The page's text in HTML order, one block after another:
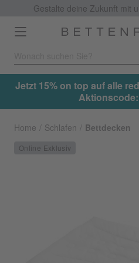
Gestalte deine Zukunft mit
Toggle
navigation
Jetzt 15% on top auf alle
Home Schlafen Bettdecken